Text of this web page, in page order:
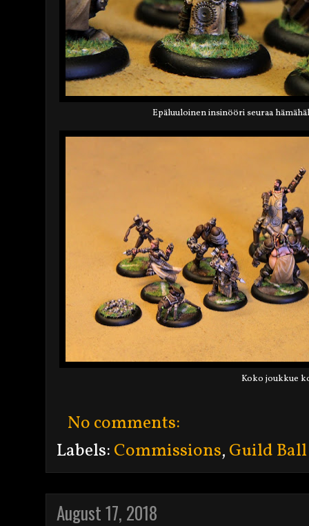
Epäluuloinen insinööri seuraa
Koko joukkue
No comments:
Labels: Commissions, Guild Ball
August 17, 2018